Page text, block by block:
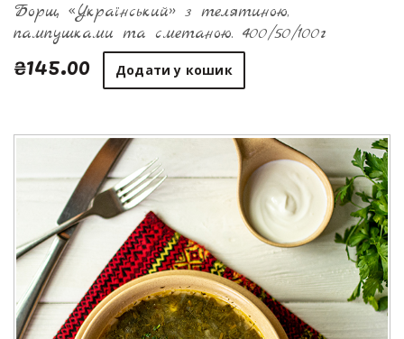
Борщ «Український» з телятиною,
пампушками та сметаною. 400/50/100г
₴145.00 Додати у кошик